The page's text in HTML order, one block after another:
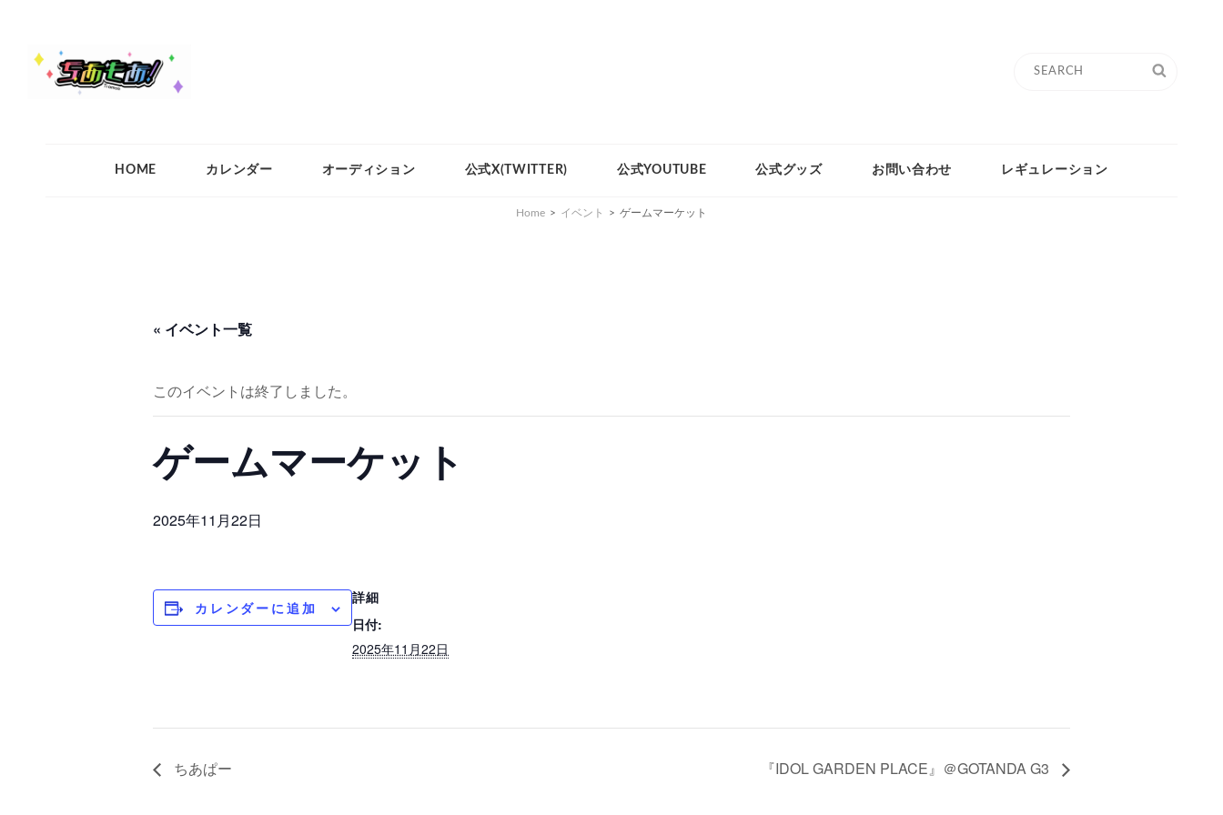
ちあもあ
ちあもあ
Search
HOME カレンダー オーディション 公式X(TWITTER) 公式YOUTUBE 公式グッズ お問い合わせ レギュレーション
Home > イベント > ゲームマーケット
« イベント一覧
このイベントは終了しました。
ゲームマーケット
2025年11月22日
カレンダーに追加
詳細
日付:
2025年11月22日
ちあぱー 『IDOL GARDEN PLACE』＠GOTANDA G3